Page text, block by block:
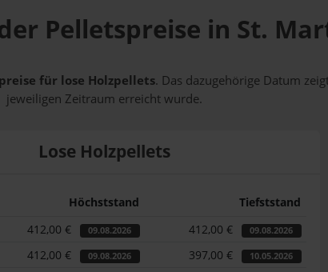
Pelletspreise in St.
für lose Holzpellets. Das dazugehörige Datum
jeweiligen Zeitraum erreicht wurde.
Lose Holzpellets
Höchststand
Tiefststand
412,00 € 09.08.2026 412,00 € 09.08.2026
412,00 € 09.08.2026 397,00 € 10.05.2026